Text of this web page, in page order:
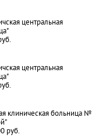
центральная
центральная
клиническая больница №
руб.